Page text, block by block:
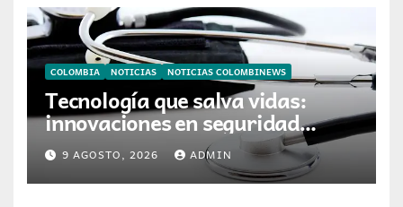
COLOMBIA NOTICIAS NOTICIAS COLOMBINEWS
Tecnología que salva vidas:
innovaciones en seguridad
laboral se toman ESS+
9 AGOSTO, 2026 ADMIN